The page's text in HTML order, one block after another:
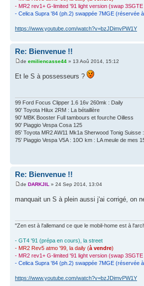
- MR2 rev1+ G-limited '91 light version (swap
- Celica Supra '84 (ph.2) swappée 7MGE (réservée
https://www.youtube.com/watch?v=bzJDimvPW1Y
Re: Bienvenue !!
de emiliencasse44 » 13 Aoû 2014, 15:12
Et le S à possesseurs ?
99 Ford Focus Clipper 1.6 16v 260mk : Daily
90' Toyota Hilux 2RM : La bétaillère
90' MBK Booster Full tambours et fourche Oilless
90' Piaggio Vespa Cosa 125
85' Toyota MR2 AW11 Mk1a Sherwood Tonig Suisse
75' Piaggio Vespa V5A : 10O km : LA meule de mes
Re: Bienvenue !!
de DARKJIL » 24 Sep 2014, 13:04
manquait un S à plein aussi j'ai corrigé, on
"Zen est à l'allemand ce que le mobil-home est à
- GT4 '91 (prépa en cours), la street
- MR2 Rev5 atmo '99, la daily (à vendre)
- MR2 rev1+ G-limited '91 light version (swap
- Celica Supra '84 (ph.2) swappée 7MGE (réservée
https://www.youtube.com/watch?v=bzJDimvPW1Y